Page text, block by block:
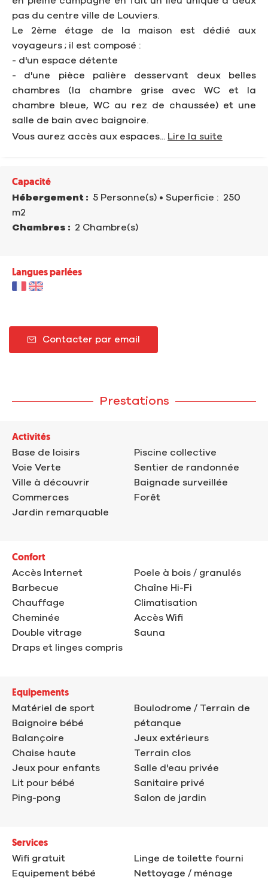
pas du centre ville de Louviers.
Le 2ème étage de la maison est dédié aux
voyageurs ; il est composé :
- d'un espace détente
- d'une pièce palière desservant deux belles
chambres (la chambre grise avec WC et la
chambre bleue, WC au rez de chaussée) et une
salle de bain avec baignoire.
Vous aurez accès aux espaces... Lire la suite
Capacité
Hébergement : 5 Personne(s) • Superficie : 250
m2
Chambres : 2 Chambre(s)
Langues parlées
Contacter par email
Prestations
Activités
Base de loisirs
Voie Verte
Ville à découvrir
Commerces
Jardin remarquable
Piscine collective
Sentier de randonnée
Baignade surveillée
Forêt
Confort
Accès Internet
Barbecue
Chauffage
Cheminée
Double vitrage
Draps et linges compris
Poele à bois / granulés
Chaîne Hi-Fi
Climatisation
Accès Wifi
Sauna
Equipements
Matériel de sport
Baignoire bébé
Balançoire
Chaise haute
Jeux pour enfants
Lit pour bébé
Ping-pong
Boulodrome / Terrain de
pétanque
Jeux extérieurs
Terrain clos
Salle d'eau privée
Sanitaire privé
Salon de jardin
Services
Wifi gratuit
Equipement bébé
Linge de toilette fourni
Nettoyage / ménage